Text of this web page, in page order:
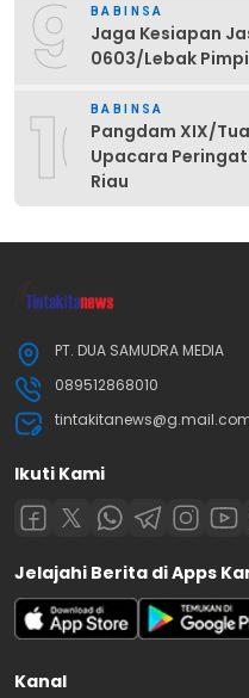
9 BABINSA
Jaga Kesiapan
0603/Lebak
10BABINSA
Pangdam XIX/
Upacara
Riau
PT. DUA SAMUDRA MEDIA
089512868010
Ikuti Kami
Jelajahi Berita di Apps
Kanal